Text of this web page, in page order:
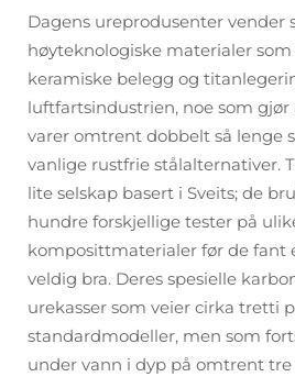
Dagens ureprodusenter vender
høyteknologiske materialer
keramiske belegg og
luftfartsindustrien, noe som
varer omtrent dobbelt så lenge
vanlige rustfrie stålalternativer.
lite selskap basert i Sveits; de
hundre forskjellige tester på
komposittmaterialer før de fant
veldig bra. Deres spesielle
urekasser som veier cirka tretti
standardmodeller, men som
under vann i dyp på omtrent